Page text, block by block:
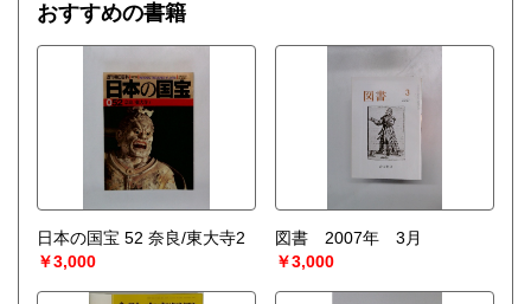
おすすめの書籍
日本の国宝 52 奈良/東大寺2
￥3,000
図書 2007年 3月
￥3,000